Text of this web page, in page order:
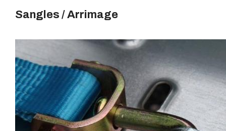
Sangles / Arrimage